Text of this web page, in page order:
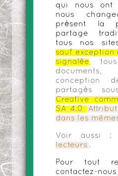
qui nous ont
nous
présent la
partage
tous nos
sauf exception
signalée ,
conception
partagés
Creative
SA 4.0
dans les
Voir aussi :
lecteurs .
Pour tout
contactez-